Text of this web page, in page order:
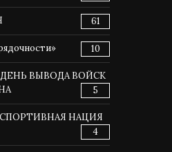
61
10
ДЕНЬ ВЫВОДА ВОЙСК
5
СПОРТИВНАЯ НАЦИЯ
4